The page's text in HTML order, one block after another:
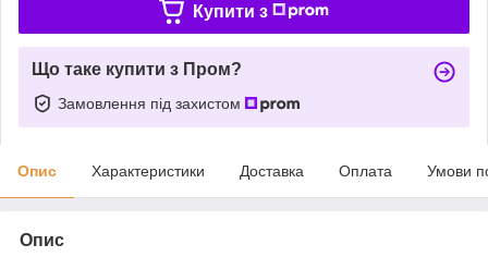
Купити з
Що таке купити з Пром?
Замовлення під захистом
Опис Характеристики Доставка Оплата Умови
Опис